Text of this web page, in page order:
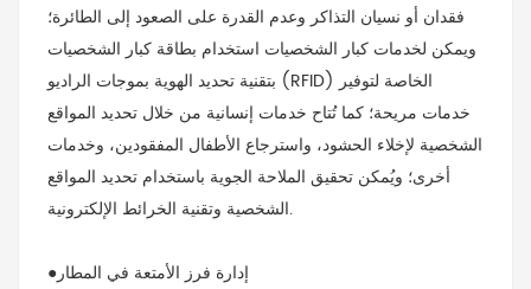
فقدان أو نسيان التذاكر وعدم القدرة على الصعود إلى الطائرة؛
ويمكن لخدمات كبار الشخصيات استخدام بطاقة كبار الشخصيات
بتقنية تحديد الهوية بموجات الراديو (RFID) الخاصة لتوفير
خدمات مريحة؛ كما تُتاح خدمات إنسانية من خلال تحديد المواقع
الشخصية لإخلاء الحشود، واسترجاع الأطفال المفقودين، وخدمات
أخرى؛ ويُمكن تحقيق الملاحة الجوية باستخدام تحديد المواقع
الشخصية وتقنية الخرائط الإلكترونية.
●إدارة فرز الأمتعة في المطار